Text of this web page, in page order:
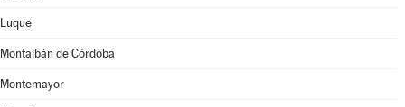
Luque
Montalbán de Córdoba
Montemayor